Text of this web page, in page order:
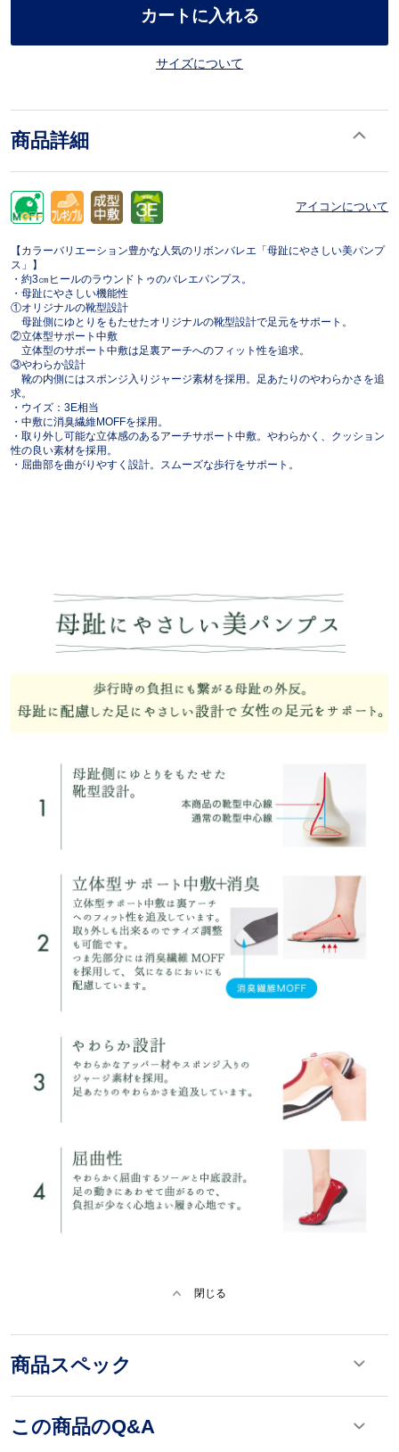
カートに入れる
サイズについて
商品詳細
アイコンについて
【カラーバリエーション豊かな人気のリボンバレエ「母趾にやさしい美パンプ
ス」】
・約3㎝ヒールのラウンドトゥのバレエパンプス。
・母趾にやさしい機能性
①オリジナルの靴型設計
母趾側にゆとりをもたせたオリジナルの靴型設計で足元をサポート。
②立体型サポート中敷
立体型のサポート中敷は足裏アーチへのフィット性を追求。
③やわらか設計
靴の内側にはスポンジ入りジャージ素材を採用。足あたりのやわらかさを追
求。
・ウイズ：3E相当
・中敷に消臭繊維MOFFを採用。
・取り外し可能な立体感のあるアーチサポート中敷。やわらかく、クッション
性の良い素材を採用。
・屈曲部を曲がりやすく設計。スムーズな歩行をサポート。
閉じる
商品スペック
この商品のQ&A